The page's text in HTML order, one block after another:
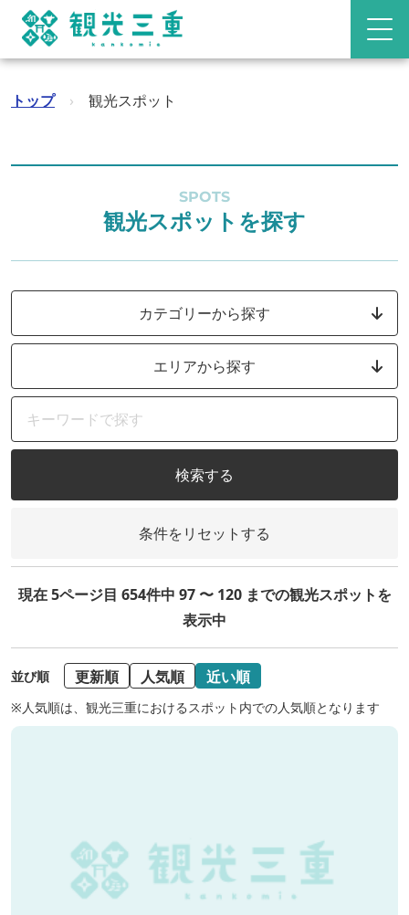
トップ › 観光スポット
SPOTS
観光スポットを探す
カテゴリーから探す
エリアから探す
検索する
条件をリセットする
現在 5ページ目 654件中 97 〜 120 までの観光スポットを
表示中
並び順 更新順 人気順 近い順
※人気順は、観光三重におけるスポット内での人気順となります